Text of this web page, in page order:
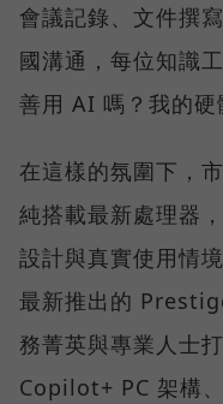
會議記錄、文件撰
國溝通，每位知識
善用 AI 嗎？我的硬
在這樣的氛圍下，
純搭載最新處理器
設計與真實使用情
最新推出的
務菁英與專業人士
Copilot+ PC 架構